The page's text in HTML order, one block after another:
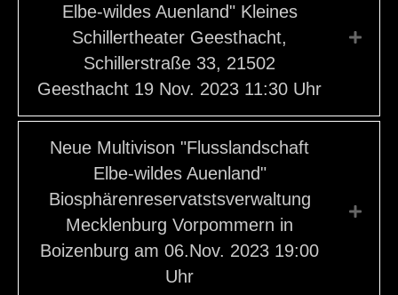
Elbe-wildes Auenland" Kleines
Schillertheater Geesthacht,
Schillerstraße 33, 21502
Geesthacht 19 Nov. 2023 11:30 Uhr
Neue Multivison "Flusslandschaft
Elbe-wildes Auenland"
Biosphärenreservatstsverwaltung
Mecklenburg Vorpommern in
Boizenburg am 06.Nov. 2023 19:00
Uhr